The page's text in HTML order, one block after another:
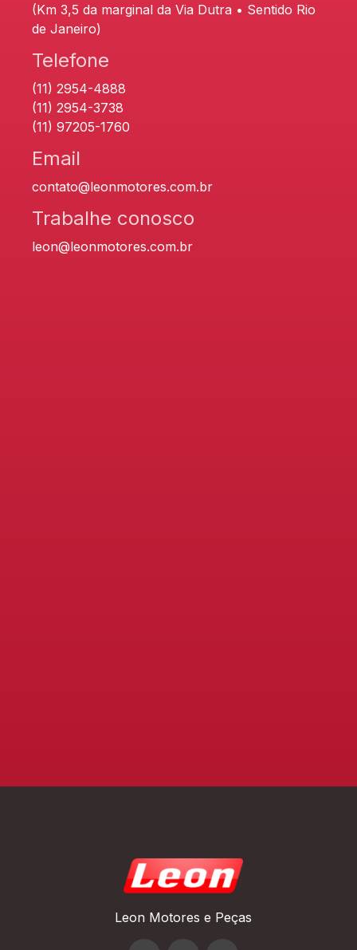
(Km 3,5 da marginal da Via Dutra • Sentido Rio
de Janeiro)
Telefone
(11) 2954-4888
(11) 2954-3738
(11) 97205-1760
Email
contato@leonmotores.com.br
Trabalhe conosco
leon@leonmotores.com.br
Leon Motores e Peças